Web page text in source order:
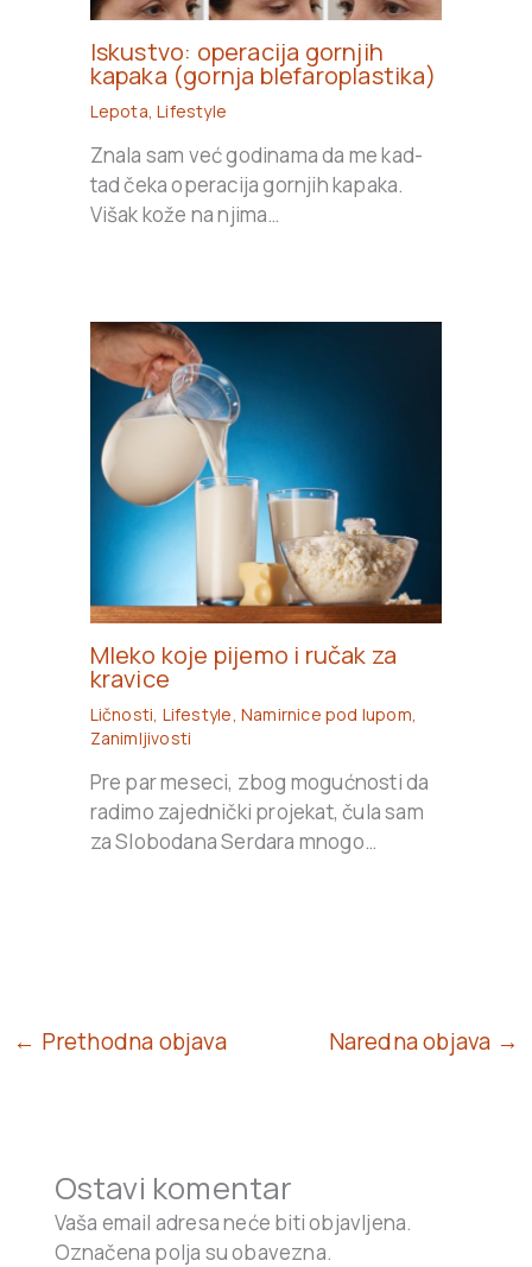
Iskustvo: operacija gornjih
kapaka (gornja blefaroplastika)
Lepota,Lifestyle
Znala sam već godinama da me kad-
tad čeka operacija gornjih kapaka.
Višak kože na njima…
Mleko koje pijemo i ručak za
kravice
Ličnosti, Lifestyle, Namirnice pod lupom,
Zanimljivosti
Pre par meseci, zbog mogućnosti da
radimo zajednički projekat, čula sam
za Slobodana Serdara mnogo…
← Prethodna objava Naredna objava →
Ostavi komentar
Vaša email adresa neće biti objavljena.
Označena polja su obavezna.